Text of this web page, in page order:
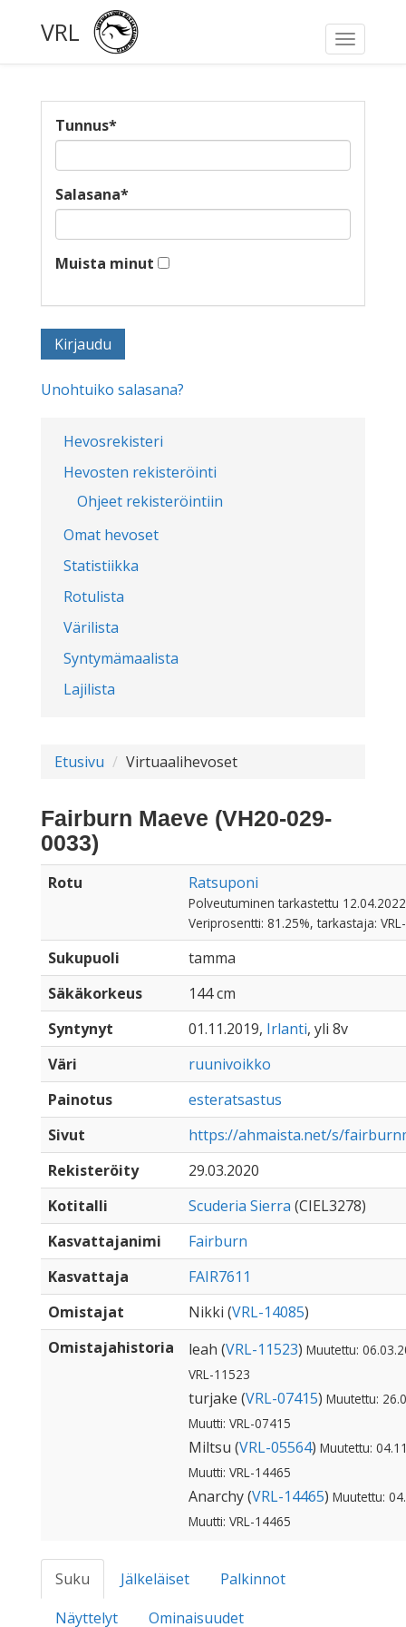
Toggle
VRL
Hevosrekisteri
Hevosten rekisteröinti
Ohjeet rekisteröintiin
Omat hevoset
Statistiikka
Rotulista
Värilista
Syntymämaalista
Lajilista
Tunnus*
Salasana*
Muista minut
Unohtuiko salasana?
Etusivu Virtuaalihevoset
Fairburn Maeve (VH20-029-
0033)
Rotu Ratsuponi
Polveutuminen tarkastettu
Veriprosentti: 81.25%, tarkastaja:
Sukupuoli
tamma
Säkäkorkeus
144 cm
Syntynyt
01.11.2019, Irlanti, yli 8v
Väri
ruunivoikko
Painotus
esteratsastus
Sivut
https://ahmaista.net/s/
Rekisteröity
29.03.2020
Kotitalli
Scuderia Sierra (CIEL3278)
Kasvattajanimi
Fairburn
Kasvattaja
FAIR7611
Omistajat
Nikki (VRL-14085)
Omistajahistoria
leah (VRL-11523) Muutettu:
VRL-11523
turjake (VRL-07415) Muutettu:
Muutti: VRL-07415
Miltsu (VRL-05564) Muutettu:
Muutti: VRL-14465
Anarchy (VRL-14465) Muutettu:
Muutti: VRL-14465
Suku Jälkeläiset
Palkinnot
Näyttelyt
Ominaisuudet